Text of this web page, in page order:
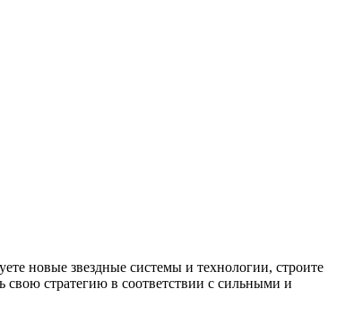
новые звездные системы и технологии, строите
стратегию в соответствии с сильными и